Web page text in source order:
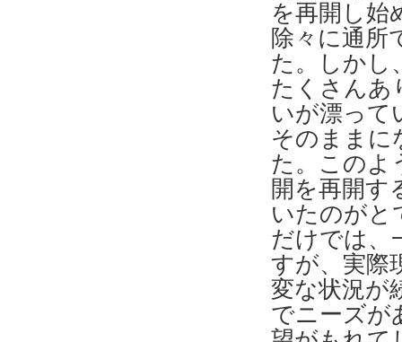
を再開し始
除々に通所
た。しかし
たくさんあ
いが漂って
そのままに
た。このよ
開を再開す
いたのがと
だけでは、
すが、実際
変な状況が
でニーズが